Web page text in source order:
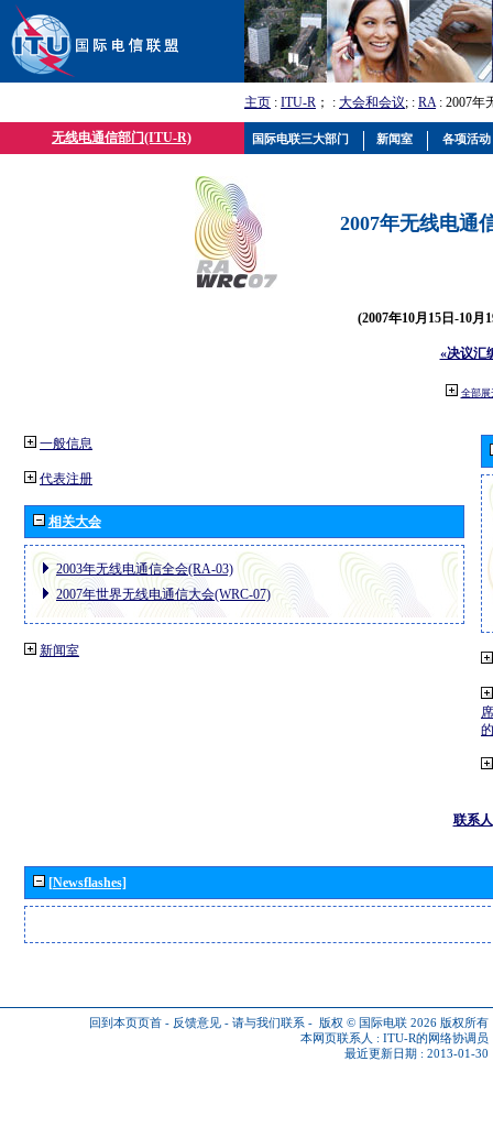
主页 : ITU-R ； : 大会和会议; : RA: 2007年
无线电通信部门(ITU-R)
2007年无线电通
(2007年10月15日-10月
«决议汇
全部展
一般信息
代表注册
相关大会
2003年无线电通信全会(RA-03)
2007年世界无线电通信大会(WRC-07)
新闻室
联系人
[Newsflashes]
回到本页页首 - 反馈意见 - 请与我们联系 - 版权 © 国际电联 2026 版权所有
本网页联系人 : ITU-R的网络协调员
最近更新日期 : 2013-01-30
国际电联三大部门 新闻室 各项活动